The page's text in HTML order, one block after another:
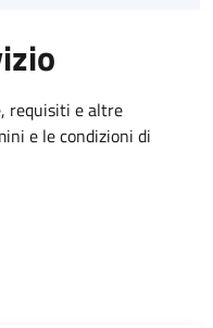
requisiti e altre
e le condizioni di